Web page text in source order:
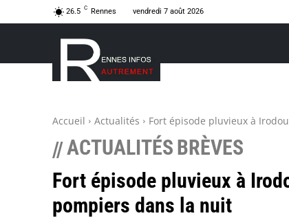
26.5 C Rennes vendredi 7 août 2026
Accueil Actualités Fort épisode pluvieux à
//ACTUALITÉS BRÈVES
Fort épisode pluvieux à
pompiers dans la nuit